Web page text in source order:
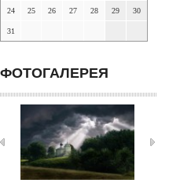
24 25 26 27 28 29 30
31
ФОТОГАЛЕРЕЯ